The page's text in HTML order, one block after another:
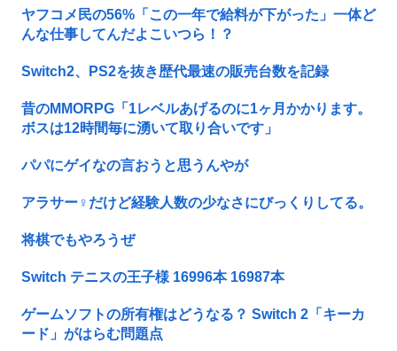
ヤフコメ民の56%「この一年で給料が下がった」一体ど
んな仕事してんだよこいつら！？
Switch2、PS2を抜き歴代最速の販売台数を記録
昔のMMORPG「1レベルあげるのに1ヶ月かかります。
ボスは12時間毎に湧いて取り合いです」
パパにゲイなの言おうと思うんやが
アラサー♀だけど経験人数の少なさにびっくりしてる。
将棋でもやろうぜ
Switch テニスの王子様 16996本 16987本
ゲームソフトの所有権はどうなる？ Switch 2「キーカ
ード」がはらむ問題点